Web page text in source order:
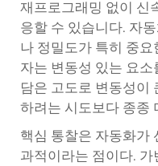
재프로그래밍 없이 신
응할 수 있습니다. 자
나 정밀도가 특히 중
자는 변동성 있는 요
담은 고도로 변동성이
하려는 시도보다 종종
핵심 통찰은 자동화가
과적이라는 점이다.